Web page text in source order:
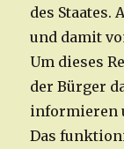
des Staates.
und damit
Um dieses
der Bürger
informieren
Das